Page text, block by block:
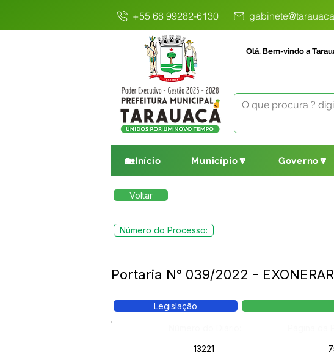
+55 68 99282-6130
Olá, Bem-vindo a
🏡Início Município🔽 Governo🔽
Voltar
Número do Processo:
Portaria N° 039/2022 -
Legislação
13221